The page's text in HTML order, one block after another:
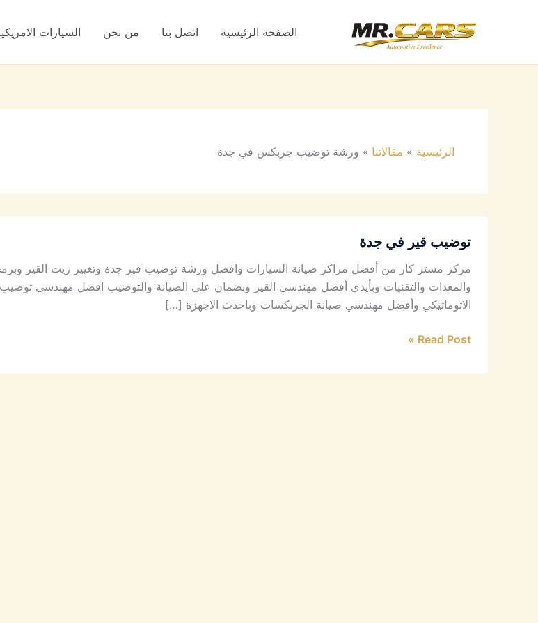
الصفحة الرئيسية اتصل بنا من نحن السيارات
الرئيسية مقالاتنا ورشة توضيب جربكس في جدة
توضيب قير في جدة
مركز مستر كار من أفضل مراكز صيانة السيارات وافضل ورشة توضيب قير جدة وتغيير زيت القير
والمعدات والتقنيات وبأيدي أفضل مهندسي القير وبضمان على الصيانة والتوضيب افضل مهندسي
الاتوماتيكي وأفضل مهندسي صيانة الجربكسات وباحدث الاجهزة […]
Read Post »